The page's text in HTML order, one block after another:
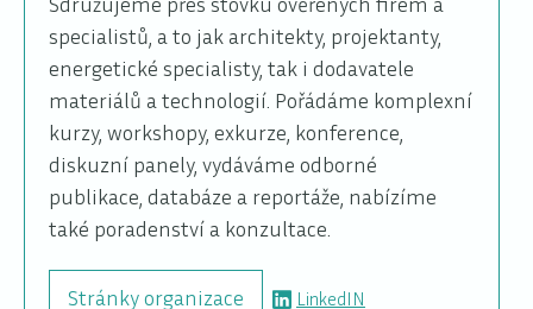
specialistů, a to jak architekty, projektanty,
energetické specialisty, tak i dodavatele
materiálů a technologií. Pořádáme komplexní
kurzy, workshopy, exkurze, konference,
diskuzní panely, vydáváme odborné
publikace, databáze a reportáže, nabízíme
také poradenství a konzultace.
Stránky organizace LinkedIN